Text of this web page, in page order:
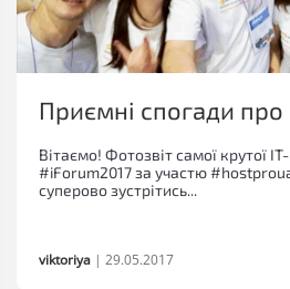
Приємні спогади
Вітаємо! Фотозвіт самої крутої
#iForum2017 за участю
суперово зустрітись...
viktoriya | 29.05.2017